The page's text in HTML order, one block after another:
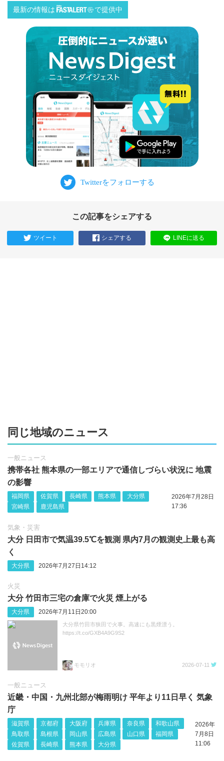
最新の情報は で提供中
この記事をシェアする
ツイート シェアする LINEに送る
同じ地域のニュース
一般ニュース
携帯各社 熊本県の一部エリアで通信しづらい状況に 地震
の影響
福岡県 佐賀県 長崎県 熊本県
大分県
宮崎県
鹿児島県
2026年7月28日
17:36
気象・災害
大分 日田市で気温39.5℃を観測 県内7月の観測史上最も高
く
大分県 2026年7月27日14:12
火災
大分 竹田市三宅の倉庫で火災 煙上がる
大分県 2026年7月11日20:00
大分県竹田市狭田で火事。高速にも黒煙漂う。
https://t.co/GXB4A9G9S2
モモリオ 2026-07-11
一般ニュース
近畿・中国・九州北部が梅雨明け 平年より11日早く 気象
庁
滋賀県 京都府 大阪府 兵庫県 奈良県
和歌山県
鳥取県
島根県 岡山県 広島県 山口県
福岡県
佐賀県
長崎県 熊本県 大分県
2026年
7月8日
11:06